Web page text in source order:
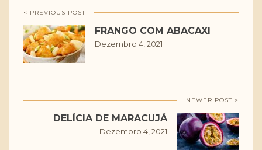
< PREVIOUS POST
FRANGO COM ABACAXI
Dezembro 4, 2021
NEWER POST >
DELÍCIA DE MARACUJÁ
Dezembro 4, 2021